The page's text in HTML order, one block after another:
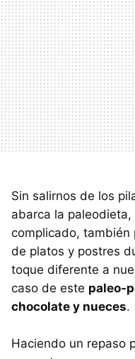
Sin salirnos de los
abarca la
complicado, también
de platos y postres
toque diferente a
caso de este paleo-
chocolate y nueces.
Haciendo un repaso